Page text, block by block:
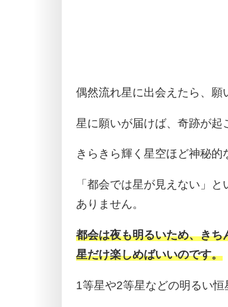
偶然流れ星に出会えたら、願
星に願いが届けば、奇跡が起
きらきら輝く星空ほど神秘的
「都会では星が見えない」
ありません。
都会は夜も明るいため、き
星だけ楽しめばいいのです。
1等星や2等星などの明るい恒